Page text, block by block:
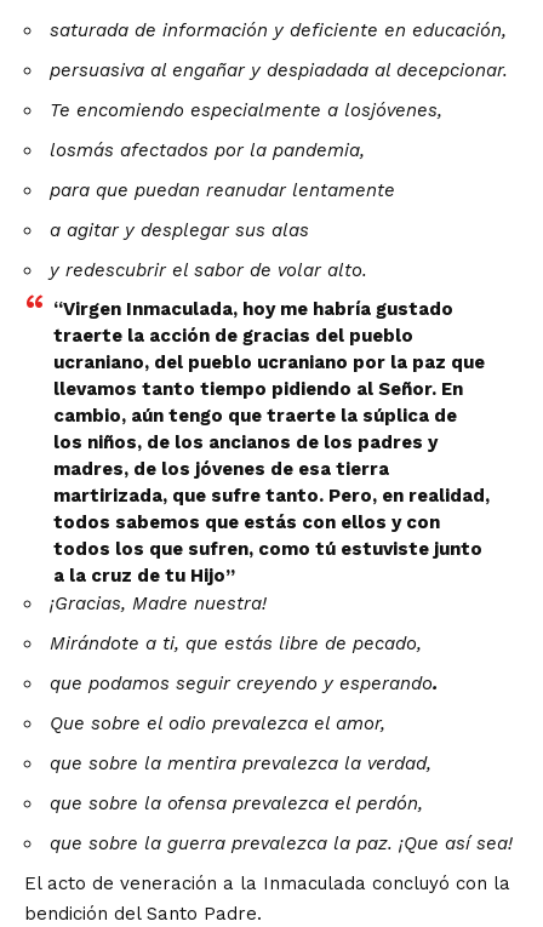
saturada de información y deficiente en educación,
persuasiva al engañar y despiadada al decepcionar.
Te encomiendo especialmente a losjóvenes,
losmás afectados por la pandemia,
para que puedan reanudar lentamente
a agitar y desplegar sus alas
y redescubrir el sabor de volar alto.
“Virgen Inmaculada, hoy me habría gustado
traerte la acción de gracias del pueblo
ucraniano, del pueblo ucraniano por la paz que
llevamos tanto tiempo pidiendo al Señor. En
cambio, aún tengo que traerte la súplica de
los niños, de los ancianos de los padres y
madres, de los jóvenes de esa tierra
martirizada, que sufre tanto. Pero, en realidad,
todos sabemos que estás con ellos y con
todos los que sufren, como tú estuviste junto
a la cruz de tu Hijo”
¡Gracias, Madre nuestra!
Mirándote a ti, que estás libre de pecado,
que podamos seguir creyendo y esperando.
Que sobre el odio prevalezca el amor,
que sobre la mentira prevalezca la verdad,
que sobre la ofensa prevalezca el perdón,
que sobre la guerra prevalezca la paz. ¡Que así sea!
El acto de veneración a la Inmaculada concluyó con la
bendición del Santo Padre.